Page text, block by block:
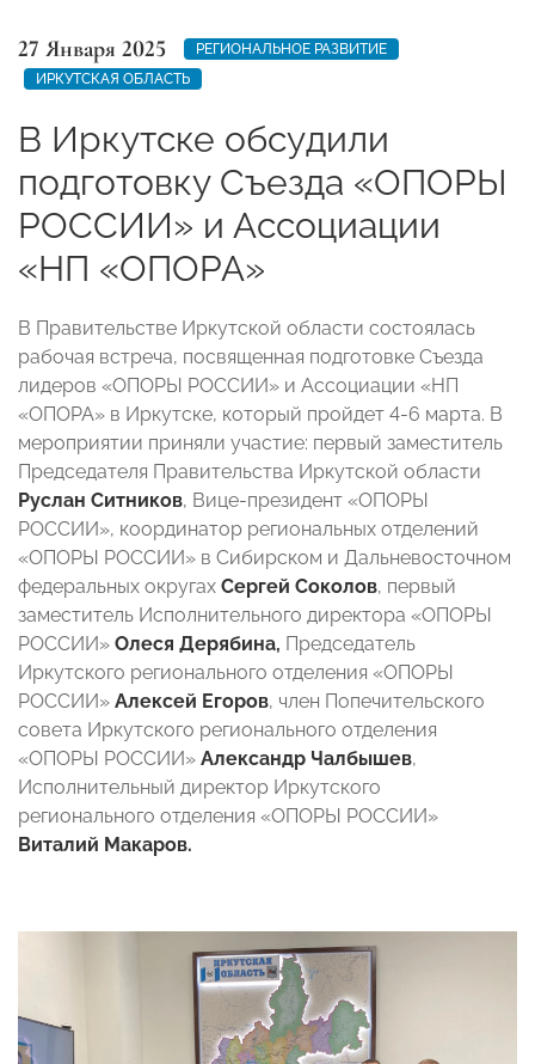
27 Января 2025
РЕГИОНАЛЬНОЕ РАЗВИТИЕ
ИРКУТСКАЯ ОБЛАСТЬ
В Иркутске обсудили
подготовку Съезда «ОПОРЫ
РОССИИ» и Ассоциации
«НП «ОПОРА»
В Правительстве Иркутской области состоялась
рабочая встреча, посвященная подготовке Съезда
лидеров «ОПОРЫ РОССИИ» и Ассоциации «НП
«ОПОРА» в Иркутске, который пройдет 4-6 марта. В
мероприятии приняли участие: первый заместитель
Председателя Правительства Иркутской области
Руслан Ситников, Вице-президент «ОПОРЫ
РОССИИ», координатор региональных отделений
«ОПОРЫ РОССИИ» в Сибирском и Дальневосточном
федеральных округах Сергей Соколов, первый
заместитель Исполнительного директора «ОПОРЫ
РОССИИ» Олеся Дерябина, Председатель
Иркутского регионального отделения «ОПОРЫ
РОССИИ» Алексей Егоров, член Попечительского
совета Иркутского регионального отделения
«ОПОРЫ РОССИИ» Александр Чалбышев,
Исполнительный директор Иркутского
регионального отделения «ОПОРЫ РОССИИ»
Виталий Макаров.